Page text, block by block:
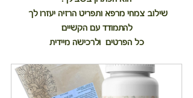
שילוב צמחי מרפא ותפריט הרזיה יעזרו לך
להתמודד עם הקשיים
כל הפרטים  ולרכישה מיידית